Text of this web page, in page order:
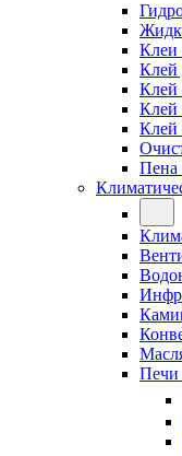
Клеи
Клей
Клей
Клей
Пена
Печи